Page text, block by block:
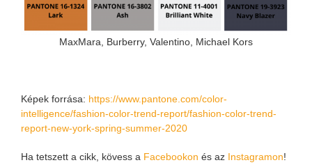
MaxMara, Burberry, Valentino, Michael Kors
Képek forrása: https://www.pantone.com/color-
intelligence/fashion-color-trend-report/fashion-color-trend-
report-new-york-spring-summer-2020
Ha tetszett a cikk, kövess a Facebookon és az Instagramon!